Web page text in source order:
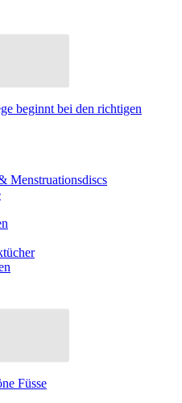
beginnt bei den richtigen
Menstruationsdiscs
Füsse